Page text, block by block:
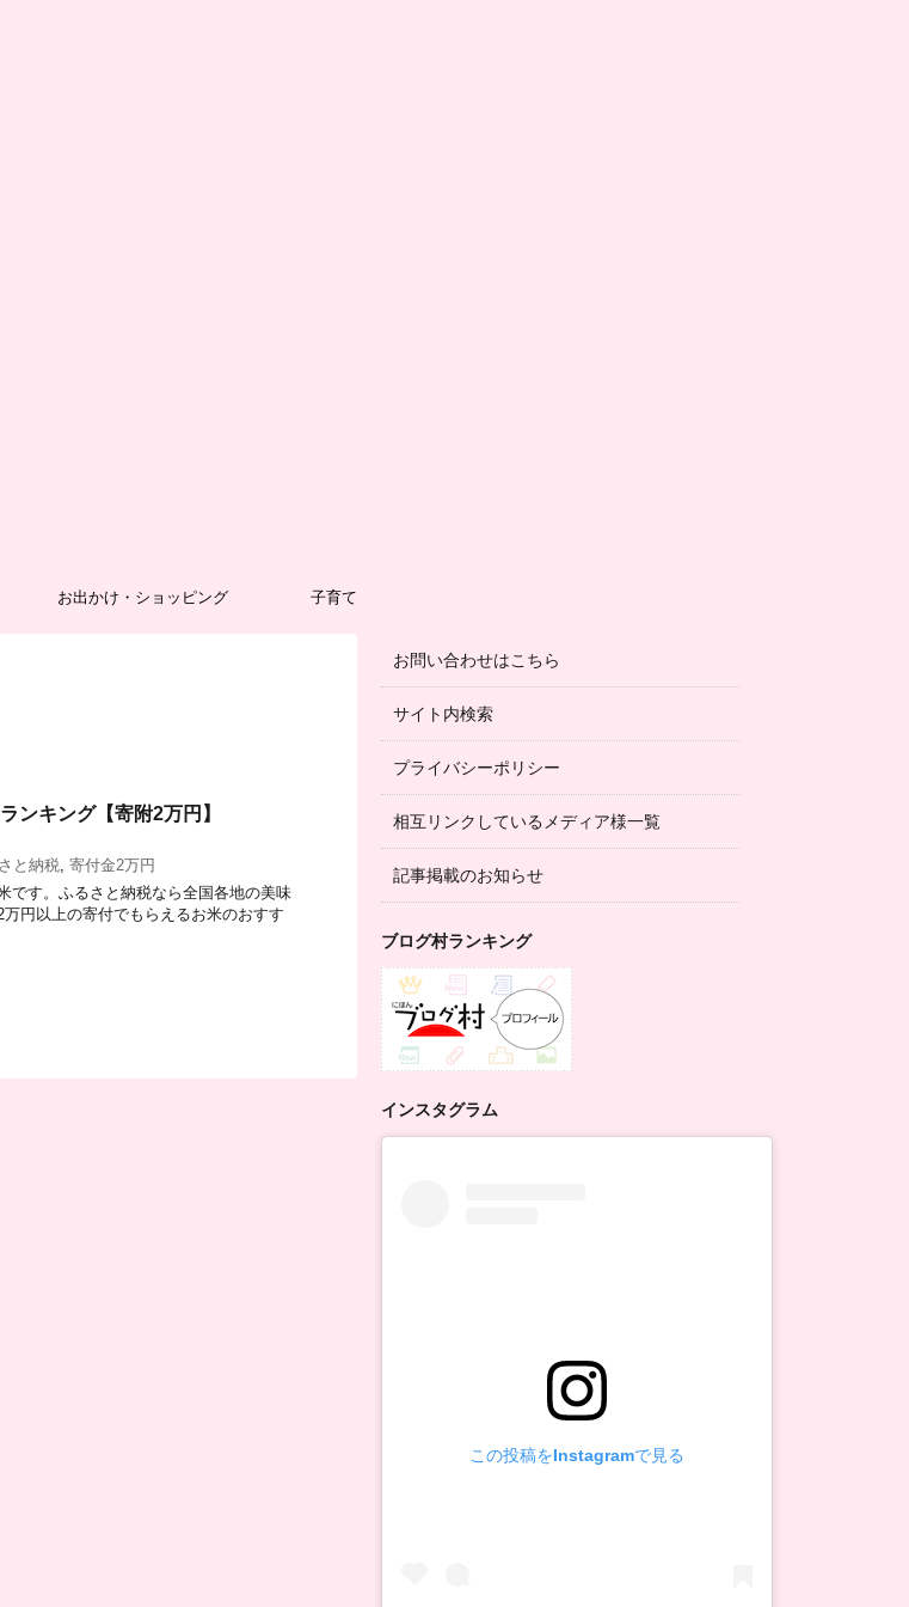
お出かけ・ショッピング 子育て
ンキング【寄附2万円】
と納税 寄付金2万円
です。ふるさと納税なら全国各地の美味
円以上の寄付でもらえるお米のおすす
お問い合わせはこちら
サイト内検索
プライバシーポリシー
相互リンクしているメディア様一覧
記事掲載のお知らせ
ブログ村ランキング
インスタグラム
この投稿をInstagramで見る